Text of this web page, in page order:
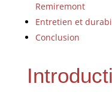
Remiremont
Entretien et
Conclusion